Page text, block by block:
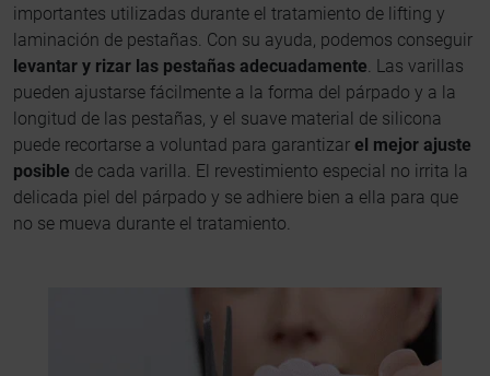
importantes utilizadas durante el tratamiento de lifting y
laminación de pestañas. Con su ayuda, podemos conseguir
levantar y rizar las pestañas adecuadamente. Las varillas
pueden ajustarse fácilmente a la forma del párpado y a la
longitud de las pestañas, y el suave material de silicona
puede recortarse a voluntad para garantizar el mejor ajuste
posible de cada varilla. El revestimiento especial no irrita la
delicada piel del párpado y se adhiere bien a ella para que
no se mueva durante el tratamiento.